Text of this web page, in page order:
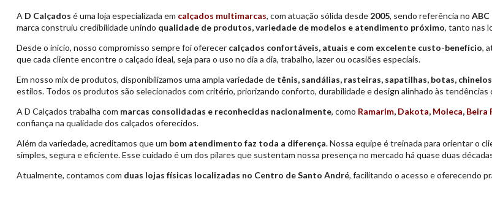
A D Calçados é uma loja especializada em calçados multimarcas, com atuação sólida desde 2005, sendo referência no
marca construiu credibilidade unindo qualidade de produtos, variedade de modelos e atendimento próximo, tanto nas
Desde o início, nosso compromisso sempre foi oferecer calçados confortáveis, atuais e com excelente custo-benefício,
que cada cliente encontre o calçado ideal, seja para o uso no dia a dia, trabalho, lazer ou ocasiões especiais.
Em nosso mix de produtos, disponibilizamos uma ampla variedade de tênis, sandálias, rasteiras, sapatilhas, botas,
estilos. Todos os produtos são selecionados com critério, priorizando conforto, durabilidade e design alinhado às tendências
A D Calçados trabalha com marcas consolidadas e reconhecidas nacionalmente, como Ramarim, Dakota, Moleca, Beira
confiança na qualidade dos calçados oferecidos.
Além da variedade, acreditamos que um bom atendimento faz toda a diferença. Nossa equipe é treinada para orientar o
simples, segura e eficiente. Esse cuidado é um dos pilares que sustentam nossa presença no mercado há quase duas
Atualmente, contamos com duas lojas físicas localizadas no Centro de Santo André, facilitando o acesso e oferecendo